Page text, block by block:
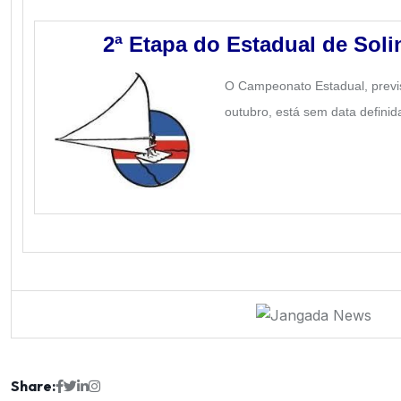
2ª Etapa do Estadual de
O Campeonato Estadual,
outubro, está sem data
Share: